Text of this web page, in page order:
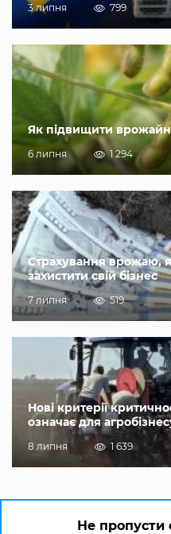
3 липня 799
Як підвищити
6 липня 1 294
Страхування врожаю,
захистити свій бізнес
7 липня 519
Нові критерії
означає для
8 липня 1 639
Не пропусти